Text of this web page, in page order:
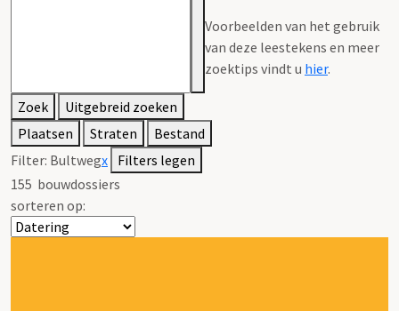
Voorbeelden van het gebruik
van deze leestekens en meer
zoektips vindt u hier.
Zoek
Uitgebreid zoeken
Plaatsen
Straten
Bestand
Filter: Bultwegx Filters legen
155 bouwdossiers
sorteren op: